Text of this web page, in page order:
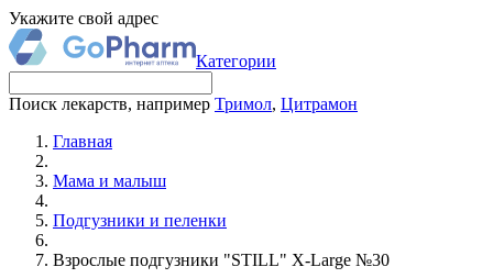
Укажите свой адрес
Категории
Поиск лекарств, например Тримол, Цитрамон
Главная
Мама и малыш
Подгузники и пеленки
Взрослые подгузники "STILL" X-Large №30